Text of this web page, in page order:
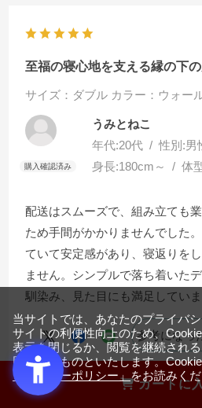
カートに
至福の寝心地を支える縁の下
サイズ：ダブル カラー：ウォー
うみとねこ
年代:20代 性別:男
身長:180cm～ 体
配送はスムーズで、組み立ても
ため手間がかかりませんでした
ていて安定感があり、寝返りを
ません。シンプルで落ち着いた
馴染み、見た目にも満足していま
参考になっ
店舗からの回答
当サイトでは、あなたのプライバ
サイトの利便性向上のため、
表示を閉じるか、閲覧を継続され
同意するものといたします。
ライバシーポリシー」をお読みくだ